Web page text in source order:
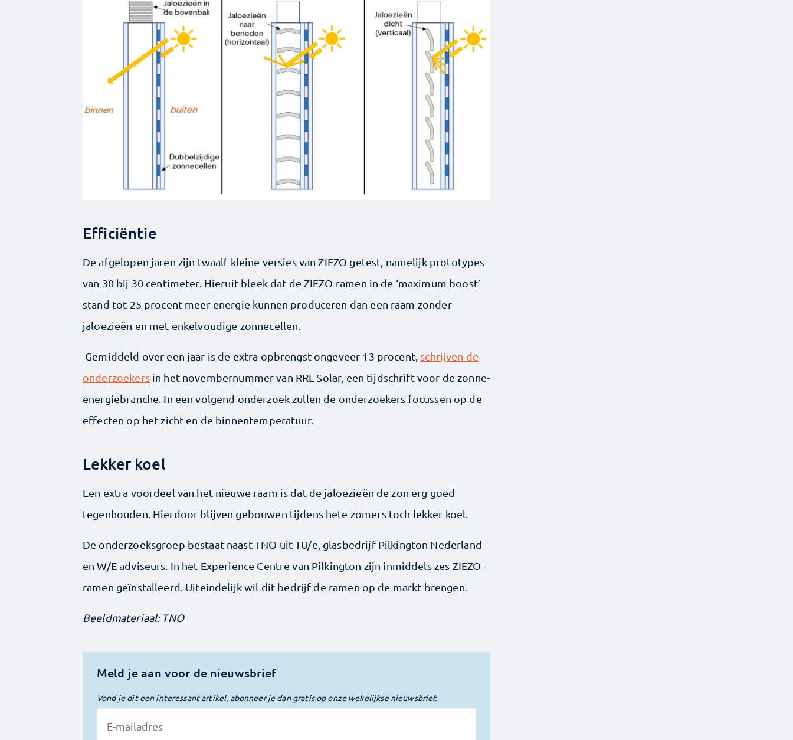
Efficiëntie
De afgelopen jaren zijn twaalf kleine versies van ZIEZO getest, namelijk prototypes
van 30 bij 30 centimeter. Hieruit bleek dat de ZIEZO-ramen in de ‘maximum boost’-
stand tot 25 procent meer energie kunnen produceren dan een raam zonder
jaloezieën en met enkelvoudige zonnecellen.
Gemiddeld over een jaar is de extra opbrengst ongeveer 13 procent, schrijven de
onderzoekersin het novembernummer van RRL Solar, een tijdschrift voor de zonne-
energiebranche. In een volgend onderzoek zullen de onderzoekers focussen op de
effecten op het zicht en de binnentemperatuur.
Lekker koel
Een extra voordeel van het nieuwe raam is dat de jaloezieën de zon erg goed
tegenhouden. Hierdoor blijven gebouwen tijdens hete zomers toch lekker koel.
De onderzoeksgroep bestaat naast TNO uit TU/e, glasbedrijf Pilkington Nederland
en W/E adviseurs. In het Experience Centre van Pilkington zijn inmiddels zes ZIEZO-
ramen geïnstalleerd. Uiteindelijk wil dit bedrijf de ramen op de markt brengen.
Beeldmateriaal: TNO
Meld je aan voor de nieuwsbrief
Vond je dit een interessant artikel, abonneer je dan gratis op onze wekelijkse nieuwsbrief.